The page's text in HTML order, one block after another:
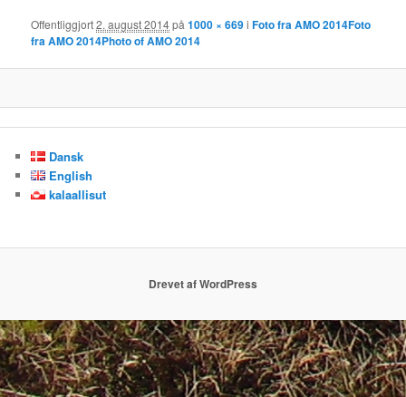
Offentliggjort2. august 2014på1000 × 669iFoto fra AMO 2014Foto
fra AMO 2014Photo of AMO 2014
Dansk
English
kalaallisut
Drevet af WordPress